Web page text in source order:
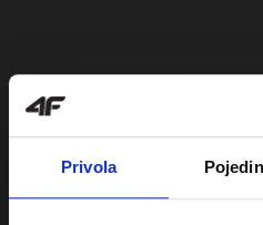
Privola